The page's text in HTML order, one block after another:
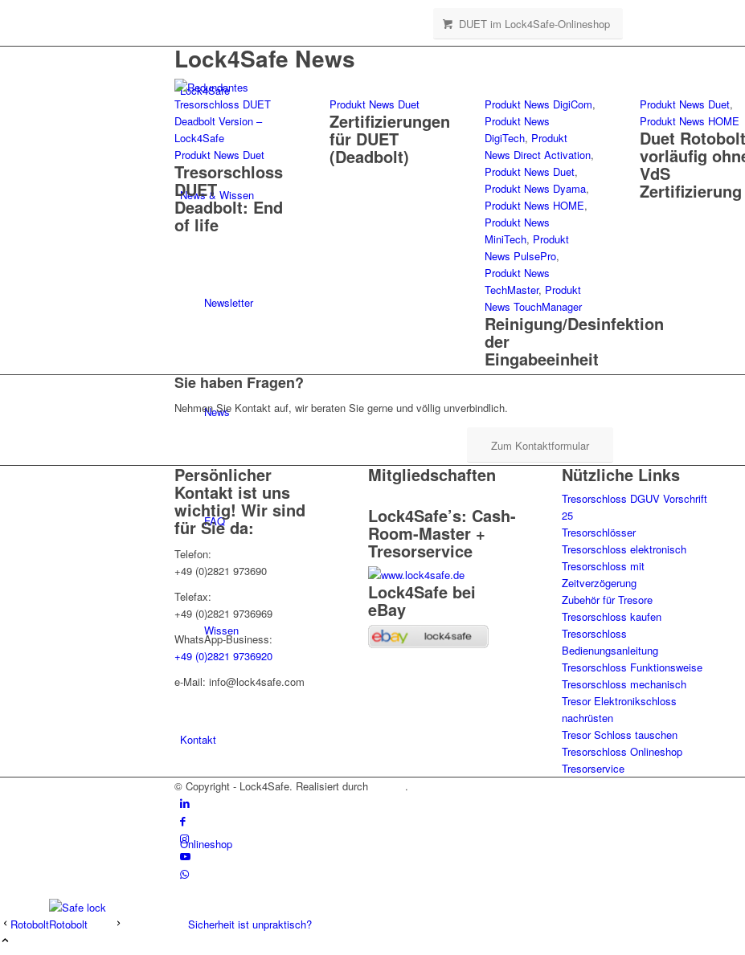
Lock4Safe
News & Wissen
Newsletter
News
FAQ
Wissen
Kontakt
Onlineshop
DUET im Lock4Safe-Onlineshop
Lock4Safe News
Produkt News Duet
Tresorschloss
DUET
Deadbolt: End
of life
Produkt News Duet
Zertifizierungen
für DUET
(Deadbolt)
Produkt News DigiCom,
Produkt News
DigiTech, Produkt
News Direct Activation,
Produkt News Duet,
Produkt News Dyama,
Produkt News HOME,
Produkt News
MiniTech, Produkt
News PulsePro,
Produkt News
TechMaster, Produkt
News TouchManager
Reinigung/Desinfektion
der
Eingabeeinheit
Produkt News Duet,
Produkt News HOME
Duet Rotobolt
vorläufig
VdS
Zertifizierung
Sie haben Fragen?
Nehmen Sie Kontakt auf, wir beraten Sie gerne und völlig unverbindlich.
Zum Kontaktformular
Persönlicher
Kontakt ist uns
wichtig! Wir sind
für Sie da:
Telefon:
+49 (0)2821 973690
Telefax:
+49 (0)2821 9736969
WhatsApp-Business:
+49 (0)2821 9736920
e-Mail: info@lock4safe.com
Mitgliedschaften
Lock4Safe’s: Cash-
Room-Master +
Tresorservice
Lock4Safe bei
eBay
Nützliche Links
Tresorschloss DGUV Vorschrift
25
Tresorschlösser
Tresorschloss elektronisch
Tresorschloss mit
Zeitverzögerung
Zubehör für Tresore
Tresorschloss kaufen
Tresorschloss
Bedienungsanleitung
Tresorschloss Funktionsweise
Tresorschloss mechanisch
Tresor Elektronikschloss
nachrüsten
Tresor Schloss tauschen
Tresorschloss Onlineshop
Tresorservice
© Copyright - Lock4Safe. Realisiert durch .
Rotobolt Sicherheit ist unpraktisch?